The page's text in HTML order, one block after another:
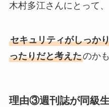
木村多江さんにとって、
セキュリティがしっか
ったりだと考えたのか
理由③週刊誌が同級